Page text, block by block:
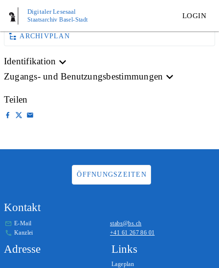
Digitaler Lesesaal
Staatsarchiv Basel-Stadt LOGIN
AKTE
ARCHIVPLAN
Identifikation
Zugangs- und Benutzungsbestimmungen
Teilen
ÖFFNUNGSZEITEN
Kontakt
E-Mail
stabs@bs.ch
Kanzlei
+41 61 267 86 01
Adresse Links
Lageplan